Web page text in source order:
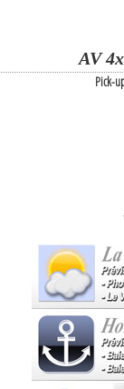
AV
Pick-